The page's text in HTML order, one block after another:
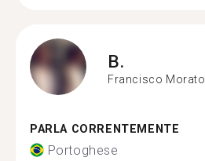
B.
Francisco Morato
PARLA CORRENTEMENTE
Portoghese